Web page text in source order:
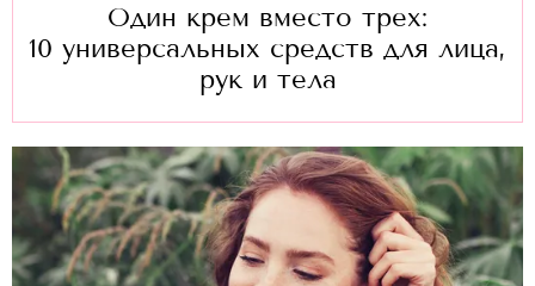
Один крем вместо трех:
10 универсальных средств для лица,
рук и тела